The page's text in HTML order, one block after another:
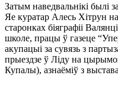
Затым наведвальнікі
Яе куратар Алесь Хітрун
старонках біяграфіі
школе, працы ў газеце
акупацыі за сувязь з
прыездзе ў Ліду на
Купалы), азнаёміў з